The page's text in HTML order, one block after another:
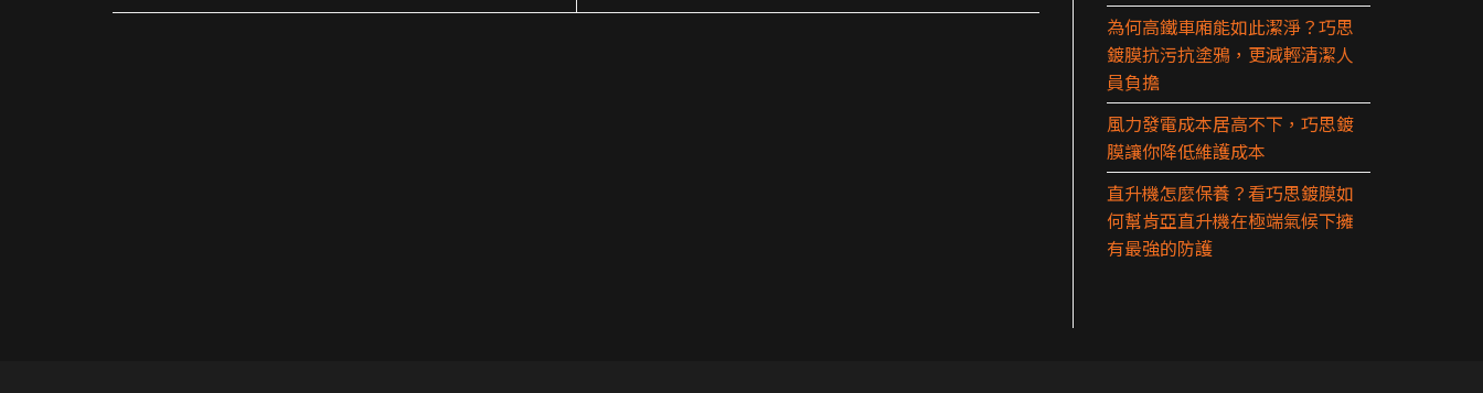
為何高鐵車廂能如此潔淨？巧思
鍍膜抗污抗塗鴉，更減輕清潔人
員負擔
風力發電成本居高不下，巧思鍍
膜讓你降低維護成本
直升機怎麼保養？看巧思鍍膜如
何幫肯亞直升機在極端氣候下擁
有最強的防護